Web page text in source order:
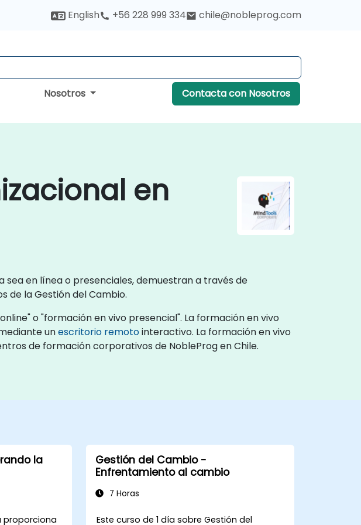
English +56 228 999 334 chile@nobleprog.com
Nosotros Contacta con Nosotros
en
en línea o presenciales, demuestran a través de
de la Gestión del Cambio.
o "formación en vivo presencial". La formación en vivo
unescritorio remotointeractivo. La formación en vivo
de formación corporativos de NobleProg en Chile.
la
proporciona
Gestión del Cambio -
Enfrentamiento al cambio
7 Horas
Este curso de 1 día sobre Gestión del